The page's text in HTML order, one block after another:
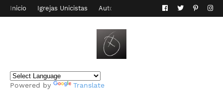
Inicio Igrejas Unicistas Autor do Blog Contato
Powered by Translate